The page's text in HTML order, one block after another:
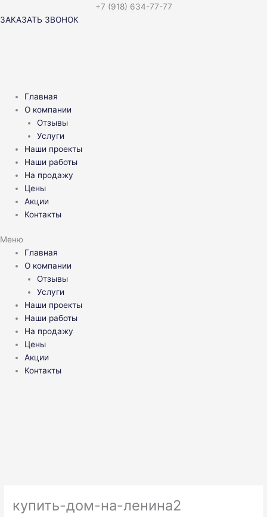
к
+7 (918) 634-77-77
ЗАКАЗАТЬ ЗВОНОК
Главная
О компании
Отзывы
Услуги
Наши проекты
Наши работы
На продажу
Цены
Акции
Контакты
Меню
Главная
О компании
Отзывы
Услуги
Наши проекты
Наши работы
На продажу
Цены
Акции
Контакты
купить-дом-на-ленина2